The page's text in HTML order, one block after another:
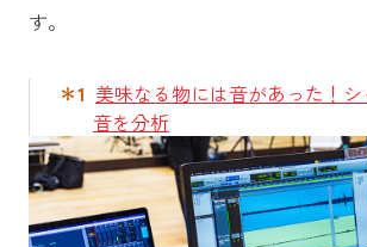
す。
＊1 美味なる物には音があった！
音を分析